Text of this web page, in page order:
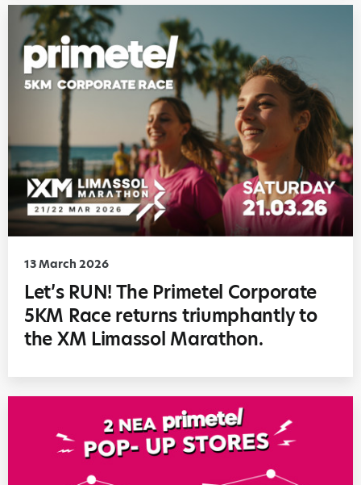
13 March 2026
Let’s RUN! The Primetel Corporate
5KM Race returns triumphantly to
the XM Limassol Marathon.